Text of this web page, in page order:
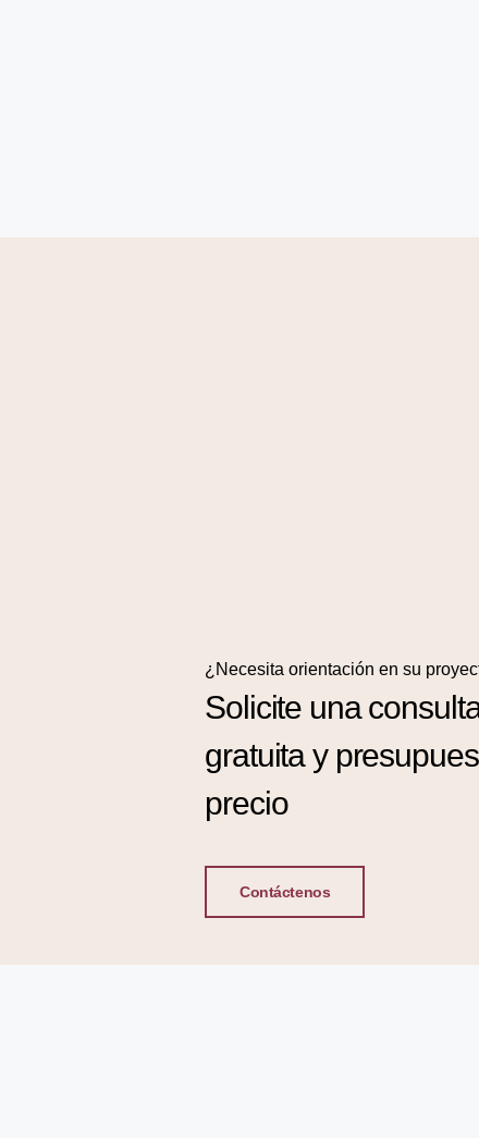
¿Necesita orientación en su
Solicite una
gratuita y
precio
Contáctenos